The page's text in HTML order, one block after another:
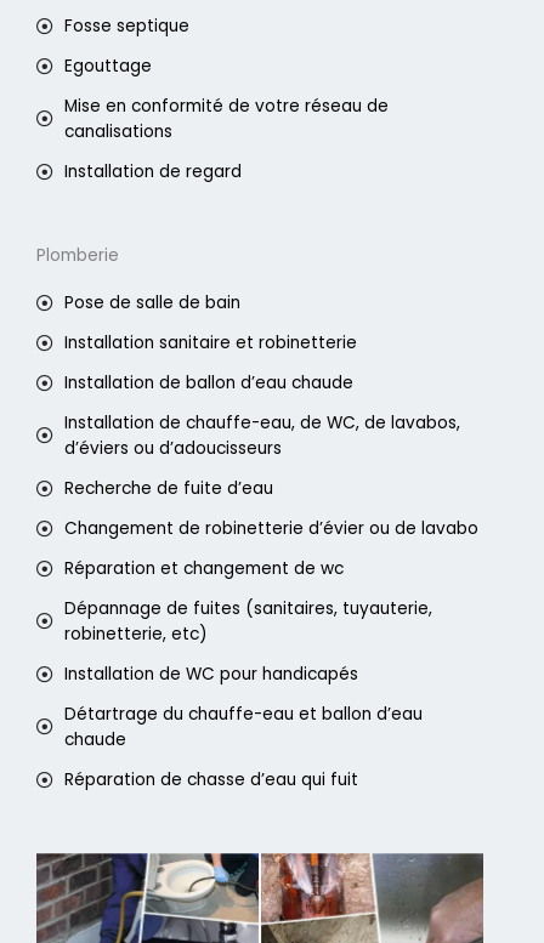
Fosse septique
Egouttage
Mise en conformité de votre réseau de
canalisations
Installation de regard
Plomberie
Pose de salle de bain
Installation sanitaire et robinetterie
Installation de ballon d’eau chaude
Installation de chauffe-eau, de WC, de lavabos,
d’éviers ou d’adoucisseurs
Recherche de fuite d’eau
Changement de robinetterie d’évier ou de lavabo
Réparation et changement de wc
Dépannage de fuites (sanitaires, tuyauterie,
robinetterie, etc)
Installation de WC pour handicapés
Détartrage du chauffe-eau et ballon d’eau
chaude
Réparation de chasse d’eau qui fuit